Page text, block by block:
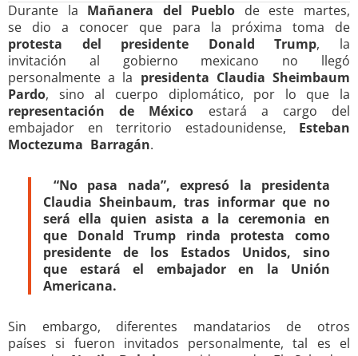
Durante la Mañanera del Pueblo de este martes,
se dio a conocer que para la próxima toma de
protesta del presidente Donald Trump, la
invitación al gobierno mexicano no llegó
personalmente a la presidenta Claudia Sheimbaum
Pardo, sino al cuerpo diplomático, por lo que la
representación de México estará a cargo del
embajador en territorio estadounidense, Esteban
Moctezuma Barragán.
“No pasa nada”, expresó la presidenta
Claudia Sheinbaum, tras informar que no
será ella quien asista a la ceremonia en
que Donald Trump rinda protesta como
presidente de los Estados Unidos, sino
que estará el embajador en la Unión
Americana.
Sin embargo, diferentes mandatarios de otros
países si fueron invitados personalmente, tal es el